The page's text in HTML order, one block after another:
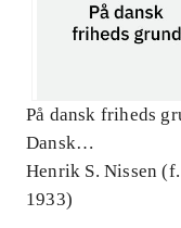
På dansk friheds
Dansk
Ungdomssamvirke
Ældres Råd : 1940-
Henrik S. Nissen (f.
1933)